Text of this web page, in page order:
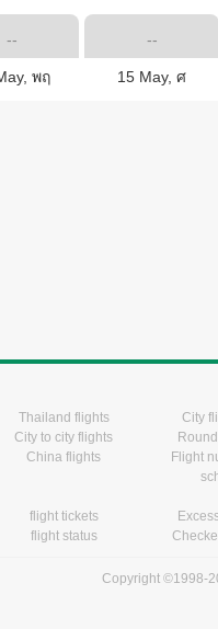
--
พฤ
--
15 May, ศ
Thailand flights City
City to city flights
China flights
Flight
flight tickets
flight status
Copyright ©1998-